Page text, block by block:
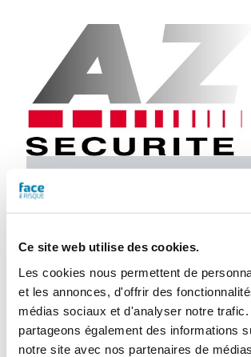
Ce site web utilise des cookies.
Les cookies nous permettent de
et les annonces, d'offrir des
médias sociaux et d'analyser notre trafic.
partageons également des informations
notre site avec nos partenaires de
AZ SÉCURITÉ
tulipes sud
https://www.azsecurite.com/
azsecurite@azsecurite.fr
Certification :